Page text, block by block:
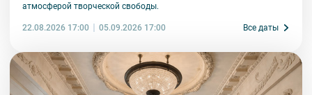
атмосферой творческой свободы.
22.08.2026 17:00 05.09.2026 17:00 Все даты